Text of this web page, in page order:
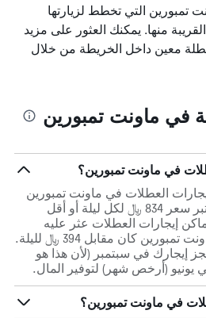
تمبورين التي تخطط لزيارتها
منها. يمكنك العثور على مزيد
معين داخل الخريطة من خلال
في ماونت تمبورين
في ماونت تمبورين؟
العطلات في ماونت تمبورين
844 ﷼ لكل ليلة ، ولكن يعتبر سعر 834 ﷼ لكل ليلة أو أقل
إيجارات العطلات عثر عليه
المستخدمون مؤخراً في ماونت تمبورين كان مقابل 394 ﷼ لليلة.
إيجارك في سبتمبر (لأن هذا هو
يونيو (أرخص شهر) لتوفير المال.
في ماونت تمبورين؟